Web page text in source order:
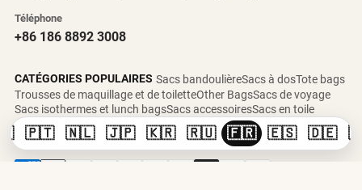
Téléphone
+86 186 8892 3008
CATÉGORIES POPULAIRES Sacs bandoulièreSacs à dosTote bags
Trousses de maquillage et de toiletteOther BagsSacs de voyage
Sacs isothermes et lunch bagsSacs accessoiresSacs en toile
🇵🇹 🇳🇱 🇯🇵 🇰🇷 🇷🇺 🇫🇷 🇪🇸 🇩🇪